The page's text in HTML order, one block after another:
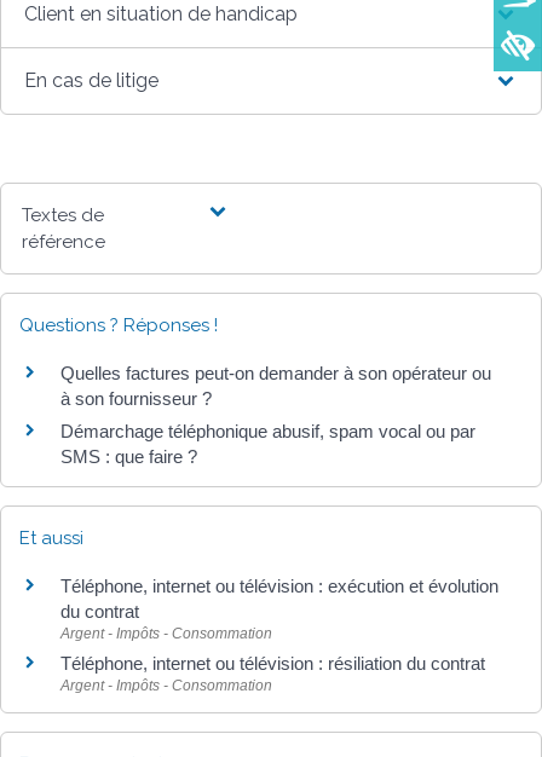
Client en situation de handicap
En cas de litige
Textes de
référence
Questions ? Réponses !
Quelles factures peut-on demander à son opérateur ou
à son fournisseur ?
Démarchage téléphonique abusif, spam vocal ou par
SMS : que faire ?
Et aussi
Téléphone, internet ou télévision : exécution et évolution
du contrat
Argent - Impôts - Consommation
Téléphone, internet ou télévision : résiliation du contrat
Argent - Impôts - Consommation